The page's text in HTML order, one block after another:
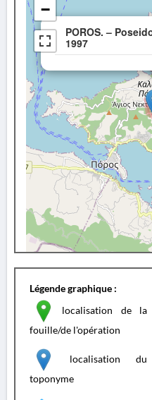
POROS. –
1997
−
Légende graphique :
localisation de la
fouille/de l'opération
localisation du
toponyme